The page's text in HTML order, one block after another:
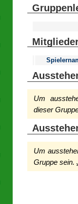
Um
dieser
Um
Gruppe sein.